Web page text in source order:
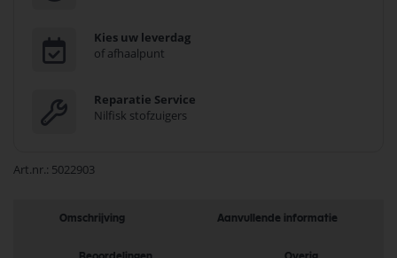
Kies uw leverdag
of afhaalpunt
Reparatie Service
Nilfisk stofzuigers
Art.nr. 5022903
Omschrijving Aanvullende informatie